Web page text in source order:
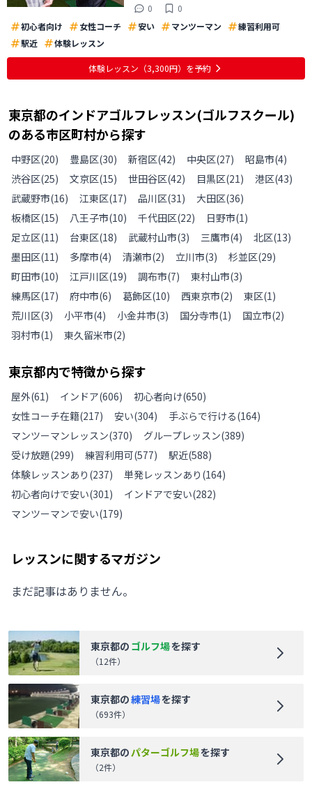
0
0
初心者向け
女性コーチ 安い マンツーマン
練習利用可
駅近
体験レッスン
体験レッスン （3,300円） を予約
東京都のインドアゴルフレッスン(ゴルフスクール)
のある市区町村から探す
中野区(20) 豊島区(30) 新宿区(42) 中央区(27) 昭島市(4)
渋谷区(25) 文京区(15) 世田谷区(42) 目黒区(21) 港区(43)
武蔵野市(16) 江東区(17) 品川区(31) 大田区(36)
板橋区(15) 八王子市(10) 千代田区(22) 日野市(1)
足立区(11) 台東区(18) 武蔵村山市(3) 三鷹市(4) 北区(13)
墨田区(11) 多摩市(4) 清瀬市(2) 立川市(3) 杉並区(29)
町田市(10) 江戸川区(19) 調布市(7) 東村山市(3)
練馬区(17) 府中市(6) 葛飾区(10) 西東京市(2) 東区(1)
荒川区(3) 小平市(4) 小金井市(3) 国分寺市(1) 国立市(2)
羽村市(1) 東久留米市(2)
東京都内で特徴から探す
屋外(61) インドア(606) 初心者向け(650)
女性コーチ在籍(217) 安い(304) 手ぶらで行ける(164)
マンツーマンレッスン(370) グループレッスン(389)
受け放題(299) 練習利用可(577) 駅近(588)
体験レッスンあり (237) 単発レッスンあり (164)
初心者向けで安い(301) インドアで安い(282)
マンツーマンで安い(179)
レッスンに関するマガジン
まだ記事はありません。
東京都の ゴルフ場を探す
（12件）
東京都の練習場を探す
（693件）
東京都のパターゴルフ場を探す
（2件）